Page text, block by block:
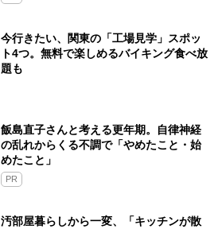
今行きたい、関東の「工場見学」スポッ
ト4つ。無料で楽しめるバイキング食べ放
題も
飯島直子さんと考える更年期。自律神経
の乱れからくる不調で「やめたこと・始
めたこと」
PR
汚部屋暮らしから一変、「キッチンが散